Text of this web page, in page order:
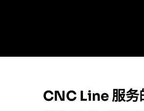
CNC Line 服务